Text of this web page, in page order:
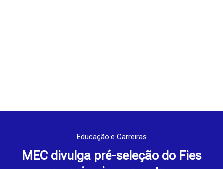
Educação e Carreiras
MEC divulga pré-seleção do Fies